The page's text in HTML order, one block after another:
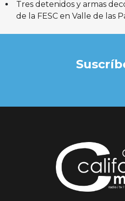
Tres detenidos y armas
de la FESC en Valle de las